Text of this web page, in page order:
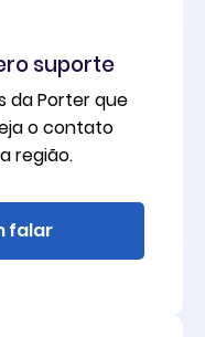
suporte
da Porter que
o contato
região.
falar